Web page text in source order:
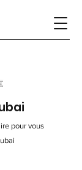
pour vous